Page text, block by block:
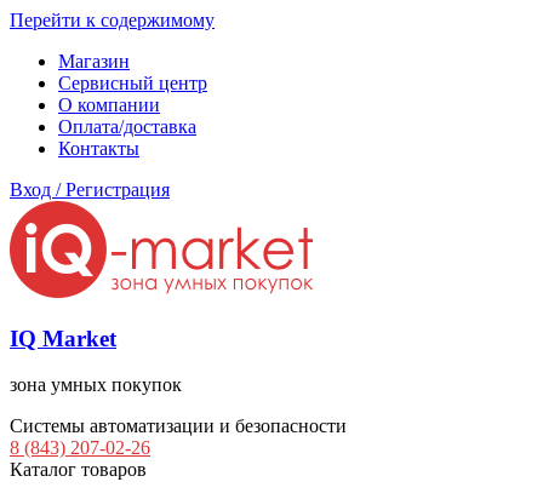
Перейти к содержимому
Магазин
Сервисный центр
О компании
Оплата/доставка
Контакты
Вход / Регистрация
IQ Market
зона умных покупок
Системы автоматизации и безопасности
8 (843) 207-02-26
Каталог товаров